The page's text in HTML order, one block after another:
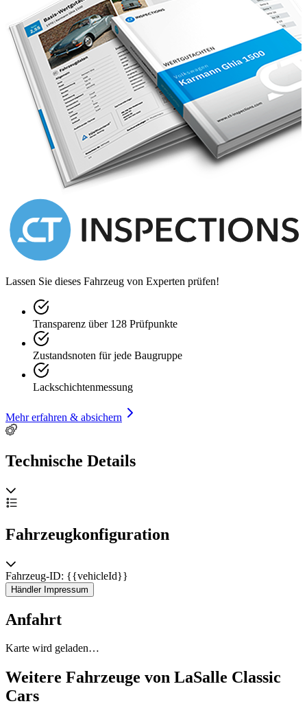
Lassen Sie dieses Fahrzeug von Experten prüfen!
Transparenz über 128 Prüfpunkte
Zustandsnoten für jede Baugruppe
Lackschichtenmessung
Mehr erfahren & absichern
Technische Details
Fahrzeugkonfiguration
Fahrzeug-ID: {{vehicleId}}
Händler Impressum
Anfahrt
Karte wird geladen…
Weitere Fahrzeuge von LaSalle Classic
Cars